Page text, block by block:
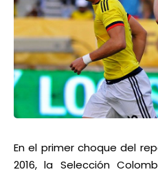
En el primer choque del
2016, la Selección